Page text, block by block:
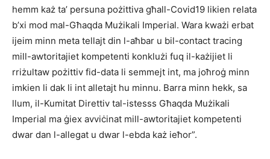
hemm każ ta’ persuna pożittiva għall-Covid19 likien relata
b’xi mod mal-Għaqda Mużikali Imperial. Wara kważi erbat
ijeim minn meta tellajt din l-aħbar u bil-contact tracing
mill-awtoritajiet kompetenti konklużi fuq il-każijiet li
rriżultaw pożittiv fid-data li semmejt int, ma joħroġ minn
imkien li dak li int alletajt hu minnu. Barra minn hekk, sa
llum, il-Kumitat Direttiv tal-istesss Għaqda Mużikali
Imperial ma ġiex avviċinat mill-awtoritajiet kompetenti
dwar dan l-allegat u dwar l-ebda każ ieħor”.